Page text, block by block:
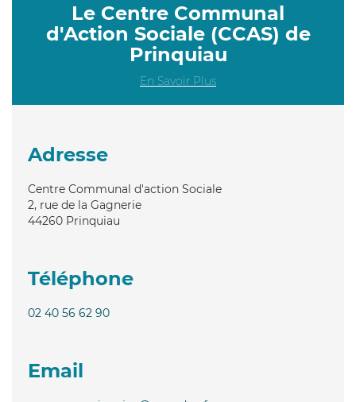
Le Centre Communal
d'Action Sociale (CCAS) de
Prinquiau
En Savoir Plus
Adresse
Centre Communal d'action Sociale
2, rue de la Gagnerie
44260 Prinquiau
Téléphone
02 40 56 62 90
Email